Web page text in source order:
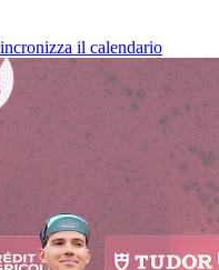
il calendario